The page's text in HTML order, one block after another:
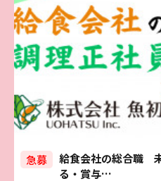
急募
給食会社の総合職
る・賞与…